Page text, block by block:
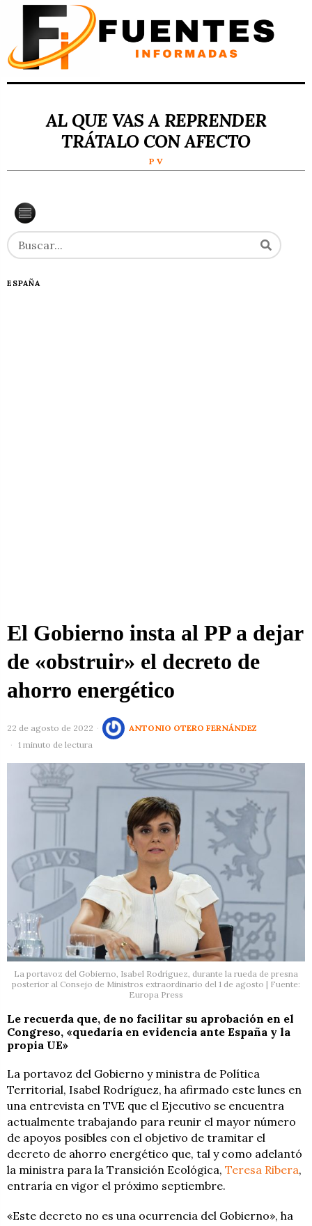
AL QUE VAS A REPRENDER
TRÁTALO CON AFECTO
P V
ESPAÑA
El Gobierno insta al PP a dejar
de «obstruir» el decreto de
ahorro energético
22 de agosto de 2022
ANTONIO OTERO FERNÁNDEZ
1 minuto de lectura
La portavoz del Gobierno, Isabel Rodríguez, durante la rueda de presna
posterior al Consejo de Ministros extraordinario del 1 de agosto | Fuente:
Europa Press
Le recuerda que, de no facilitar su aprobación en el
Congreso, «quedaría en evidencia ante España y la
propia UE»
La portavoz del Gobierno y ministra de Política
Territorial, Isabel Rodríguez, ha afirmado este lunes en
una entrevista en TVE que el Ejecutivo se encuentra
actualmente trabajando para reunir el mayor número
de apoyos posibles con el objetivo de tramitar el
decreto de ahorro energético que, tal y como adelantó
la ministra para la Transición Ecológica, Teresa Ribera,
entraría en vigor el próximo septiembre.
«Este decreto no es una ocurrencia del Gobierno», ha